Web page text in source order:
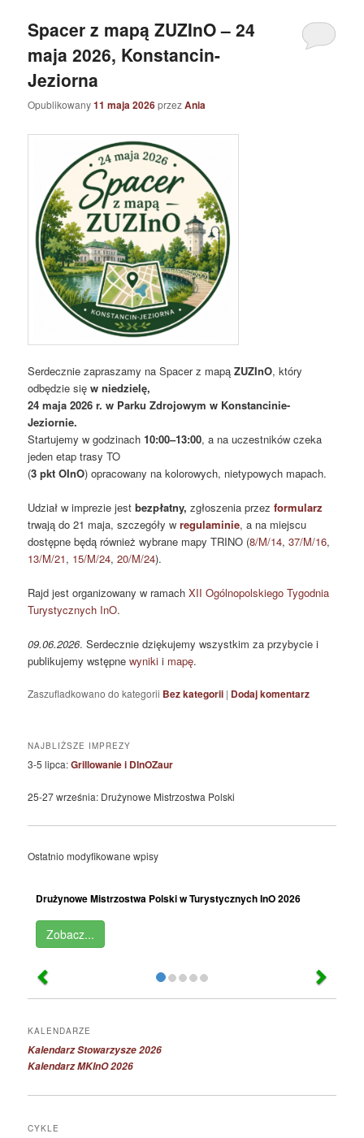
Spacer z mapą ZUZInO – 24
maja 2026, Konstancin-
Jeziorna
Opublikowany11 maja 2026przezAnia
Serdecznie zapraszamy na Spacer z mapąZUZInO, który
odbędzie sięw niedzielę,
24 maja 2026 r. w Parku Zdrojowym w Konstancinie-
Jeziornie.
Startujemy w godzinach10:00–13:00, a na uczestników czeka
jeden etap trasy TO
(3 pkt OInO) opracowany na kolorowych, nietypowych mapach.
Udział w imprezie jestbezpłatny, zgłoszenia przezformularz
trwają do 21 maja, szczegóły wregulaminie, a na miejscu
dostępne będą również wybrane mapy TRINO (8/M/14,37/M/16,
13/M/21, 15/M/24,20/M/24).
Rajd jest organizowany w ramachXII Ogólnopolskiego Tygodnia
Turystycznych InO.
09.06.2026. Serdecznie dziękujemy wszystkim za przybycie i
publikujemy wstępnewynikii mapę.
Zaszufladkowano do kategorii Bez kategorii | Dodaj komentarz
NAJBLIŻSZE IMPREZY
3-5 lipca:Grillowanie i DInOZaur
25-27 września: Drużynowe Mistrzostwa Polski
Ostatnio modyfikowane wpisy
Drużynowe Mistrzostwa Polski w Turystycznych InO 2026
Zobacz...
KALENDARZE
Kalendarz Stowarzysze 2026
Kalendarz MKInO 2026
CYKLE